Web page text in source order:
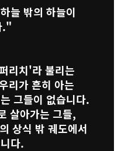
늘 밖의 하늘이
."
리치'라 불리는
리가 흔히 아는
그들이 없습니다.
살아가는 그들,
상식 밖 궤도에서
다.